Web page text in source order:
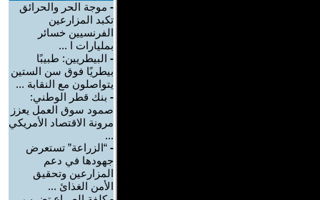
- موجة الحر والحرائق
تكبد المزارعين
الفرنسيين خسائر
بمليارات ا ...
- البيطريين: طبيبًا
بيطريًا فوق سن الستين
يتواصلون مع النقابة ...
- بنك قطر الوطني:
صمود سوق العمل يعزز
مرونة الاقتصاد الأمريكي
...
- “الزراعة” تستعرض
جهودها في دعم
المزارعين وتحقيق
الأمن الغذائ ...